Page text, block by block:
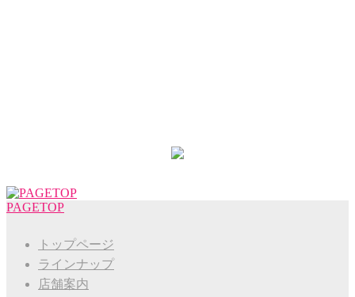
PAGETOP
トップページ
ラインナップ
店舗案内